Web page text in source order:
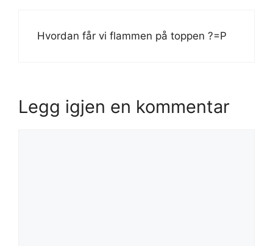
Hvordan får vi flammen på toppen ?=P
Legg igjen en kommentar